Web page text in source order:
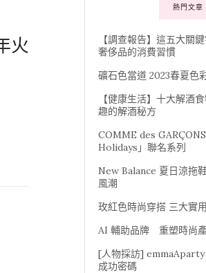
火
熱門文章
【調查報告】這五大關
奢侈品的消費習慣
礦石色當道 2023春夏色
【健康生活】十大解酒
趣的解酒秘方
COMME des
Holidays」聯名系列
New Balance 夏日涼拖
風潮
玫紅色時尚穿搭 三大實
AI 輔助品牌 重塑時尚
[人物採訪] emmaAparty
成功密碼